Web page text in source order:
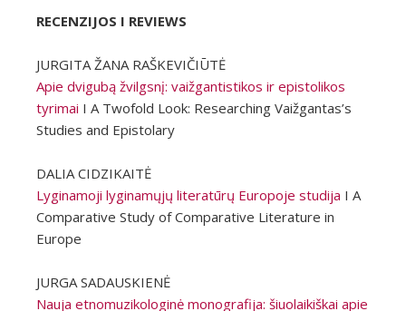
RECENZIJOS I REVIEWS
JURGITA ŽANA RAŠKEVIČIŪTĖ
Apie dvigubą žvilgsnį: vaižgantistikos ir epistolikos
tyrimai I A Twofold Look: Researching Vaižgantas’s
Studies and Epistolary
DALIA CIDZIKAITĖ
Lyginamoji lyginamųjų literatūrų Europoje studija I A
Comparative Study of Comparative Literature in
Europe
JURGA SADAUSKIENĖ
Nauja etnomuzikologinė monografija: šiuolaikiškai apie